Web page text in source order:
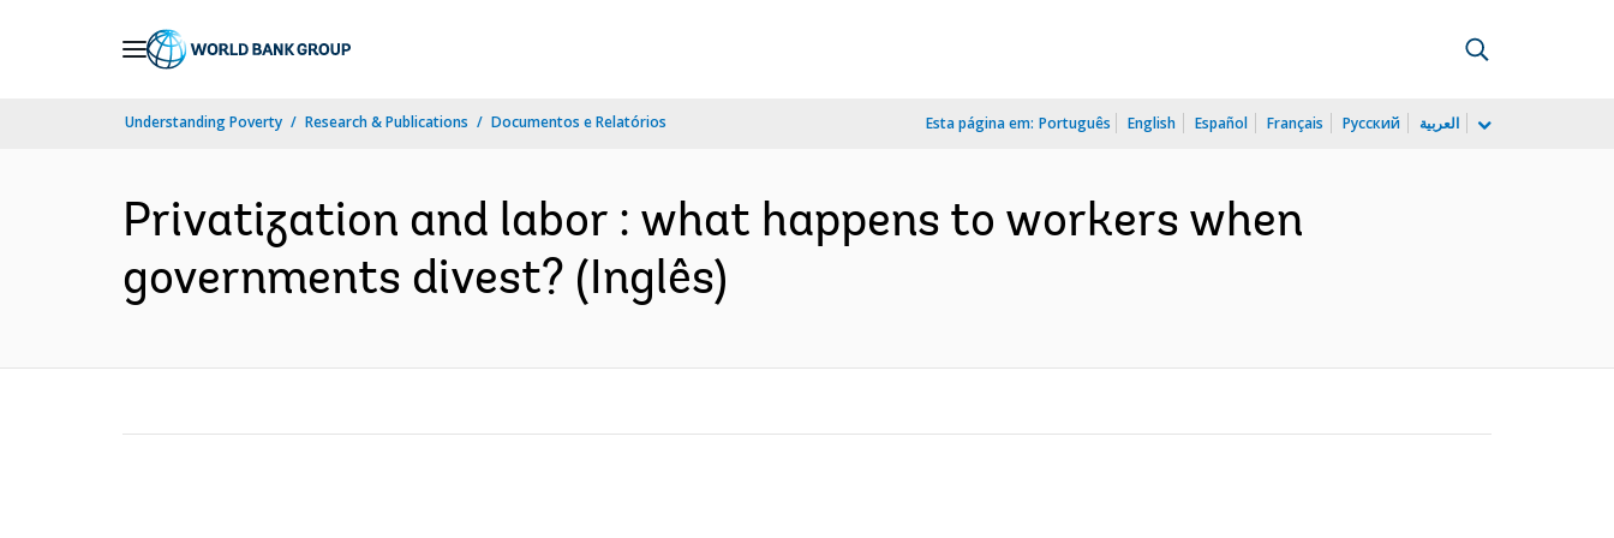
Understanding Poverty Research & Publications Documentos e Relatórios Esta página em: Português English Español Français Русский العربية
Privatization and labor : what happens to workers when
governments divest? (Inglês)